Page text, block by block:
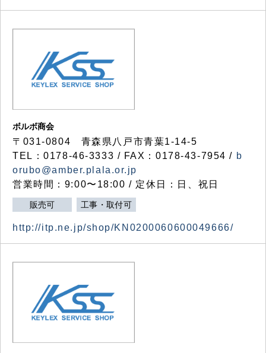
ボルボ商会
〒031-0804 青森県八戸市青葉1-14-5
TEL：0178-46-3333 / FAX：0178-43-7954 / b
orubo@amber.plala.or.jp
営業時間：9:00〜18:00 / 定休日：日、祝日
販売可 工事・取付可
http://itp.ne.jp/shop/KN0200060600049666/